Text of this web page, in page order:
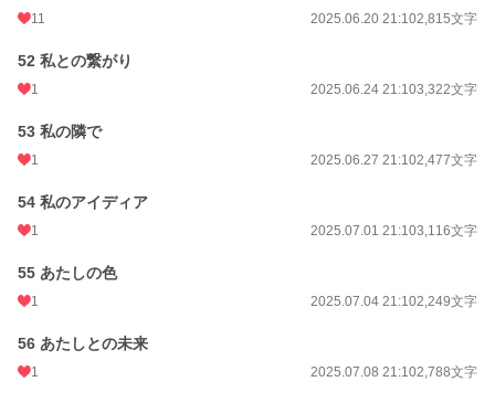
11 2025.06.20 21:102,815文字
52 私との繋がり
1 2025.06.24 21:103,322文字
53 私の隣で
1 2025.06.27 21:102,477文字
54 私のアイディア
1 2025.07.01 21:103,116文字
55 あたしの色
1 2025.07.04 21:102,249文字
56 あたしとの未来
1 2025.07.08 21:102,788文字